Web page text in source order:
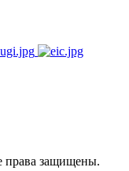
защищены.